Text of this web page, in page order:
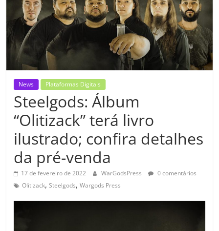
News Plataformas Digitais
Steelgods: Álbum
“Olitizack” terá livro
ilustrado; confira detalhes
da pré-venda
17 de fevereiro de 2022 WarGodsPress
0 comentários
Olitizack,Steelgods,Wargods Press